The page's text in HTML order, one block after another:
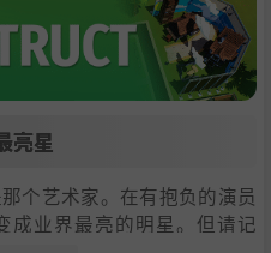
亮星
个艺术家。在有抱负的演员
成业界最亮的明星。但请记